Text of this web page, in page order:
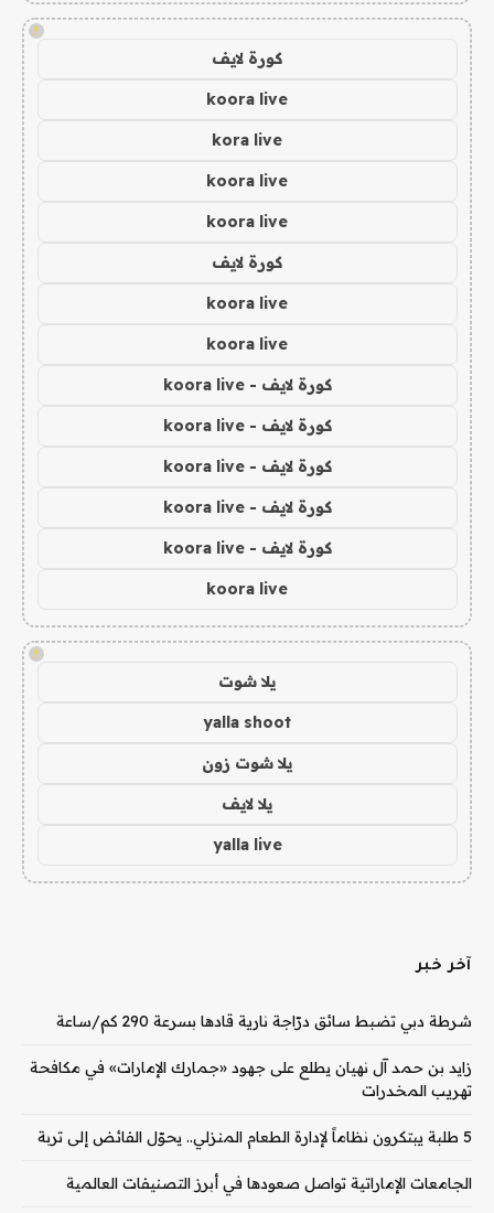
!
كورة لايف
koora live
kora live
koora live
koora live
كورة لايف
koora live
koora live
كورة لايف - koora live
كورة لايف - koora live
كورة لايف - koora live
كورة لايف - koora live
كورة لايف - koora live
koora live
!
يلا شوت
yalla shoot
يلا شوت زون
يلا لايف
yalla live
آخر خبر
شرطة دبي تضبط سائق درّاجة نارية قادها بسرعة 290 كم/ساعة
زايد بن حمد آل نهيان يطلع على جهود «جمارك الإمارات» في مكافحة
تهريب المخدرات
5 طلبة يبتكرون نظاماً لإدارة الطعام المنزلي.. يحوّل الفائض إلى تربة
الجامعات الإماراتية تواصل صعودها في أبرز التصنيفات العالمية